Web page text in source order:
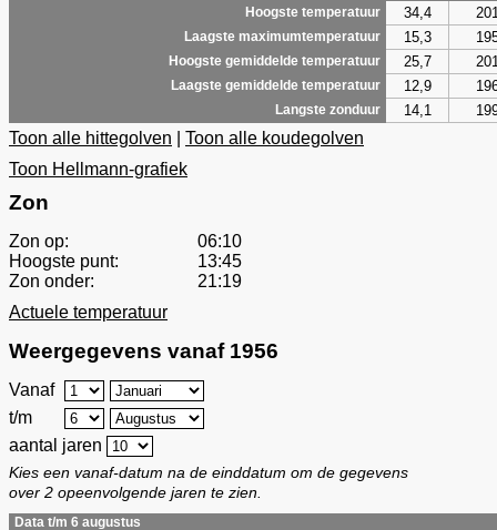
Hoogste temperatuur
34,4
Laagste maximumtemperatuur 15,3
Hoogste gemiddelde temperatuur 25,7
Laagste gemiddelde temperatuur 12,9
Langste zonduur 14,1
Toon alle hittegolven
Toon alle koudegolven
Toon Hellmann-grafiek
Zon
Zon op:
06:10
Hoogste punt:
13:45
Zon onder:
21:19
Actuele temperatuur
Weergegevens vanaf 1956
Vanaf
t/m
aantal jaren
Kies een vanaf-datum na de einddatum om de gegevens
over 2 opeenvolgende jaren te zien.
Data t/m 6 augustus